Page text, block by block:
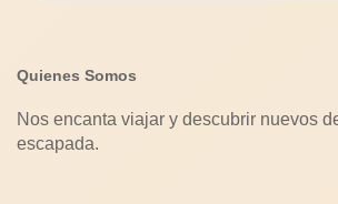
Quienes Somos
Nos encanta viajar y descubrir nuevos
escapada.